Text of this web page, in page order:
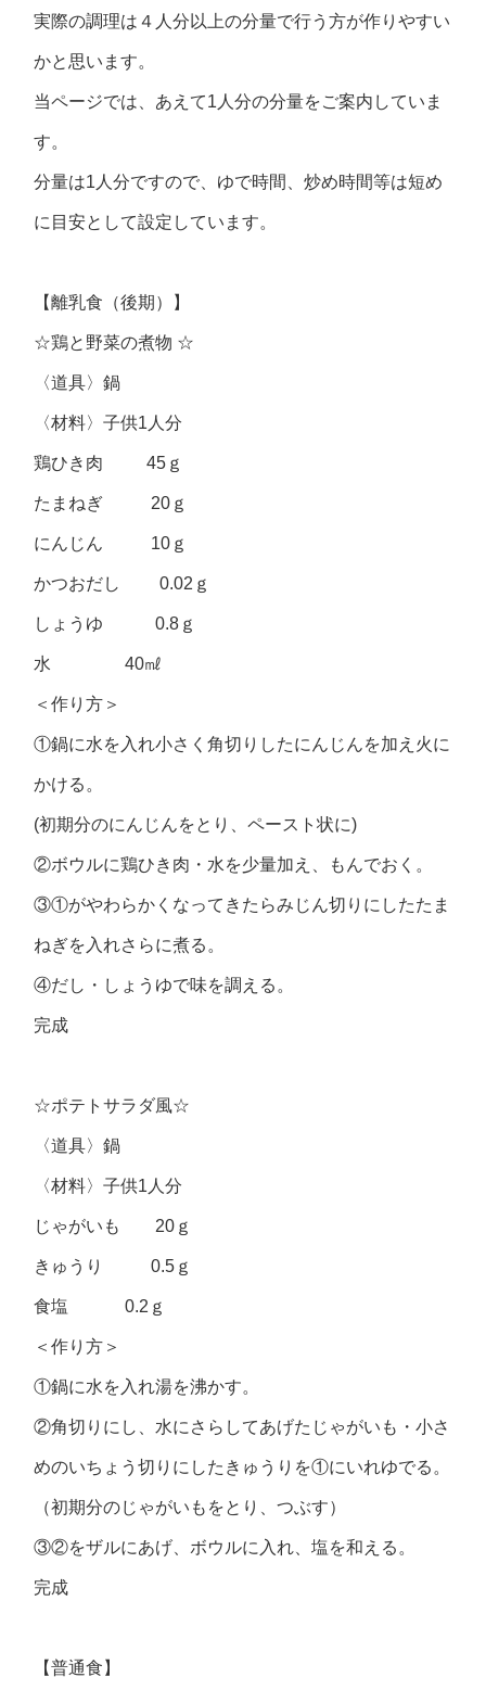
実際の調理は４人分以上の分量で行う方が作りやすい
かと思います。
当ページでは、あえて1人分の分量をご案内していま
す。
分量は1人分ですので、ゆで時間、炒め時間等は短め
に目安として設定しています。
【離乳食（後期）】
☆鶏と野菜の煮物 ☆
〈道具〉鍋
〈材料〉子供1人分
鶏ひき肉 45ｇ
たまねぎ 20ｇ
にんじん 10ｇ
かつおだし 0.02ｇ
しょうゆ 0.8ｇ
水 40㎖
＜作り方＞
①鍋に水を入れ小さく角切りしたにんじんを加え火に
かける。
(初期分のにんじんをとり、ペースト状に)
②ボウルに鶏ひき肉・水を少量加え、もんでおく。
③①がやわらかくなってきたらみじん切りにしたたま
ねぎを入れさらに煮る。
④だし・しょうゆで味を調える。
完成
☆ポテトサラダ風☆
〈道具〉鍋
〈材料〉子供1人分
じゃがいも 20ｇ
きゅうり 0.5ｇ
食塩 0.2ｇ
＜作り方＞
①鍋に水を入れ湯を沸かす。
②角切りにし、水にさらしてあげたじゃがいも・小さ
めのいちょう切りにしたきゅうりを①にいれゆでる。
（初期分のじゃがいもをとり、つぶす）
③②をザルにあげ、ボウルに入れ、塩を和える。
完成
【普通食】